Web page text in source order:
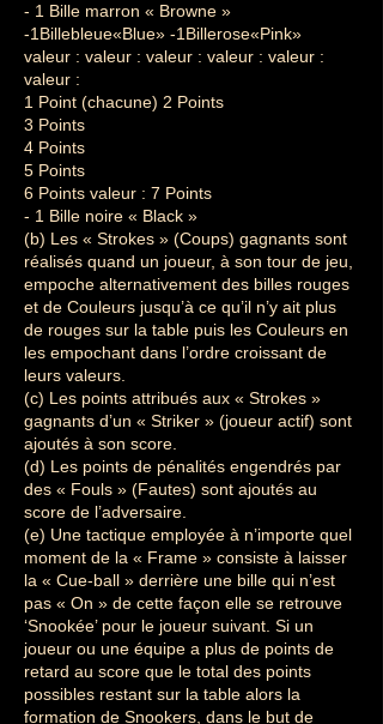
- 1 Bille marron « Browne »
-1Billebleue«Blue» -1Billerose«Pink»
valeur : valeur : valeur : valeur : valeur :
valeur :
1 Point (chacune) 2 Points
3 Points
4 Points
5 Points
6 Points valeur : 7 Points
- 1 Bille noire « Black »
(b) Les « Strokes » (Coups) gagnants sont
réalisés quand un joueur, à son tour de jeu,
empoche alternativement des billes rouges
et de Couleurs jusqu’à ce qu’il n’y ait plus
de rouges sur la table puis les Couleurs en
les empochant dans l’ordre croissant de
leurs valeurs.
(c) Les points attribués aux « Strokes »
gagnants d’un « Striker » (joueur actif) sont
ajoutés à son score.
(d) Les points de pénalités engendrés par
des « Fouls » (Fautes) sont ajoutés au
score de l’adversaire.
(e) Une tactique employée à n’importe quel
moment de la « Frame » consiste à laisser
la « Cue-ball » derrière une bille qui n’est
pas « On » de cette façon elle se retrouve
‘Snookée’ pour le joueur suivant. Si un
joueur ou une équipe a plus de points de
retard au score que le total des points
possibles restant sur la table alors la
formation de Snookers, dans le but de